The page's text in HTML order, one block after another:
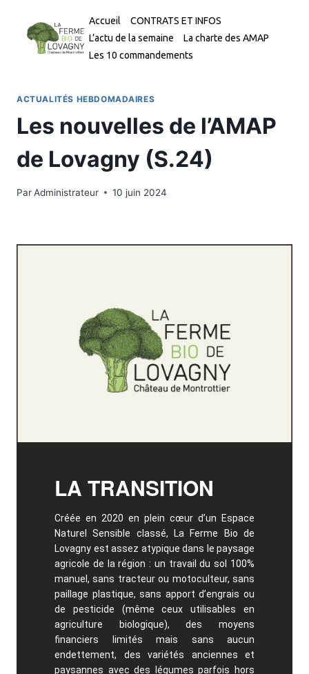
contenu
Accueil
CONTRATS ET INFOS
L’actu de la semaine
La charte des AMAP
Les 10 commandements
ACTUALITÉS HEBDOMADAIRES
Les nouvelles de l’AMAP
de Lovagny (S.24)
ParAdministrateur 10 juin 2024
LA TRANSITION
Créée en 2020 en plein cœur d’un Espace
Naturel Sensible classé, La Ferme Bio de
Lovagny est assez atypique dans le paysage
agricole de la région : un travail du sol 100%
manuel, sans tracteur ou motoculteur, sans
paillage plastique, sans apport d’engrais ou
de pesticide (même ceux utilisables en
agriculture biologique), des moyens
financiers limités mais sans aucun
endettement, des variétés anciennes et
paysannes avec des légumes parfois hors